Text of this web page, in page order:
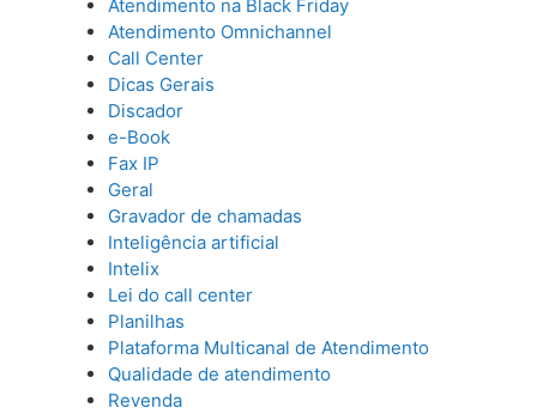
Atendimento na Black Friday
Atendimento Omnichannel
Call Center
Dicas Gerais
Discador
e-Book
Fax IP
Geral
Gravador de chamadas
Inteligência artificial
Intelix
Lei do call center
Planilhas
Plataforma Multicanal de Atendimento
Qualidade de atendimento
Revenda